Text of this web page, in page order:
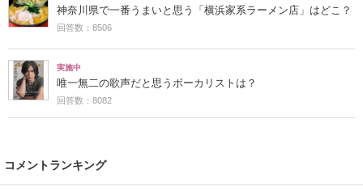
神奈川県で一番うまいと思う「横浜家系ラーメン店」はどこ？
回答数：8506
実施中
唯一無二の歌声だと思うボーカリストは？
回答数：8082
コメントランキング